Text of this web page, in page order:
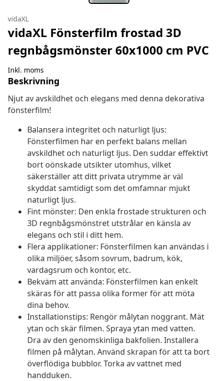
vidaXL
vidaXL Fönsterfilm frostad 3D
regnbågsmönster 60x1000 cm PVC
Inkl. moms
Beskrivning
Njut av avskildhet och elegans med denna dekorativa
fönsterfilm!
Balansera integritet och naturligt ljus:
Fönsterfilmen har en perfekt balans mellan
avskildhet och naturligt ljus. Den suddar effektivt
bort oönskade utsikter utomhus, vilket
säkerställer att ditt privata utrymme är väl
skyddat samtidigt som det omfamnar mjukt
naturligt ljus.
Fint mönster: Den enkla frostade strukturen och
3D regnbågsmönstret utstrålar en känsla av
elegans och stil i ditt hem.
Flera applikationer: Fönsterfilmen kan användas i
olika miljöer, såsom sovrum, badrum, kök,
vardagsrum och kontor, etc.
Bekväm att använda: Fönsterfilmen kan enkelt
skäras för att passa olika former för att möta
dina behov.
Installationstips: Rengör målytan noggrant. Mät
ytan och skär filmen. Spraya ytan med vatten.
Dra av den genomskinliga bakfolien. Installera
filmen på målytan. Använd skrapan för att ta bort
överflödiga bubblor. Torka av vattnet med
handduken.